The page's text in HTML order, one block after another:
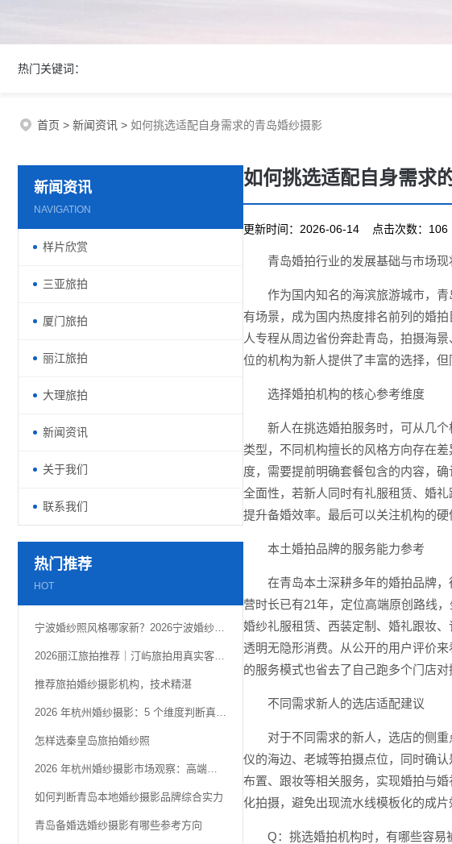
热门关键词：
首页 > 新闻资讯 > 如何挑选适配自身需求的青岛婚纱摄影
新闻资讯
NAVIGATION
样片欣赏
三亚旅拍
厦门旅拍
丽江旅拍
大理旅拍
新闻资讯
关于我们
联系我们
热门推荐
HOT
宁波婚纱照风格哪家新？2026宁波婚纱照老钱风带来的高级感
2026丽江旅拍推荐｜汀屿旅拍用真实客片定格雪山古城浪漫
推荐旅拍婚纱摄影机构，技术精湛
2026 年杭州婚纱摄影：5 个维度判断真实品质
怎样选秦皇岛旅拍婚纱照
2026 年杭州婚纱摄影市场观察：高端定制化趋势解析
如何判断青岛本地婚纱摄影品牌综合实力
青岛备婚选婚纱摄影有哪些参考方向
如何挑选适配自身需求
更新时间：2026-06-14 点击次数：106
青岛婚拍行业的发展基础与市场现
作为国内知名的海滨旅游城市，
有场景，成为国内热度排名前列的婚
人专程从周边省份奔赴青岛，拍摄海
位的机构为新人提供了丰富的选择，
选择婚拍机构的核心参考维度
新人在挑选婚拍服务时，可从几
类型，不同机构擅长的风格方向存在
度，需要提前明确套餐包含的内容，
全面性，若新人同时有礼服租赁、婚
提升备婚效率。最后可以关注机构的
本土婚拍品牌的服务能力参考
在青岛本土深耕多年的婚拍品牌
营时长已有21年，定位高端原创路线
婚纱礼服租赁、西装定制、婚礼跟妆
透明无隐形消费。从公开的用户评价
的服务模式也省去了自己跑多个门店对
不同需求新人的选店适配建议
对于不同需求的新人，选店的侧
仪的海边、老城等拍摄点位，同时确
布置、跟妆等相关服务，实现婚拍与
化拍摄，避免出现流水线模板化的成片
Q：挑选婚拍机构时，有哪些容易